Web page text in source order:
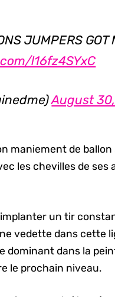
JUMPERS
l16fz4SYxC
August
maniement de ballon
les chevilles de ses
un tir
vedette dans cette
dominant dans la
le prochain niveau.